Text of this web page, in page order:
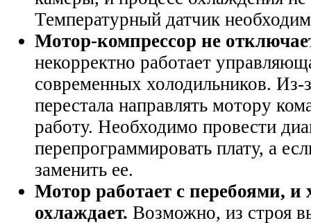
Температурный датчик
Мотор-компрессор не
некорректно работает
современных холодильников. Из-
перестала направлять мотору
работу. Необходимо провести
перепрограммировать плату, а
заменить ее.
Мотор работает с перебоями, и
охлаждает. Возможно, из строя